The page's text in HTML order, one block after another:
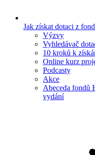
Jak získat dotaci z
Výzvy
Vyhledávač
10 kroků k
Online kurz
Podcasty
Akce
Abeceda fondů
vydání